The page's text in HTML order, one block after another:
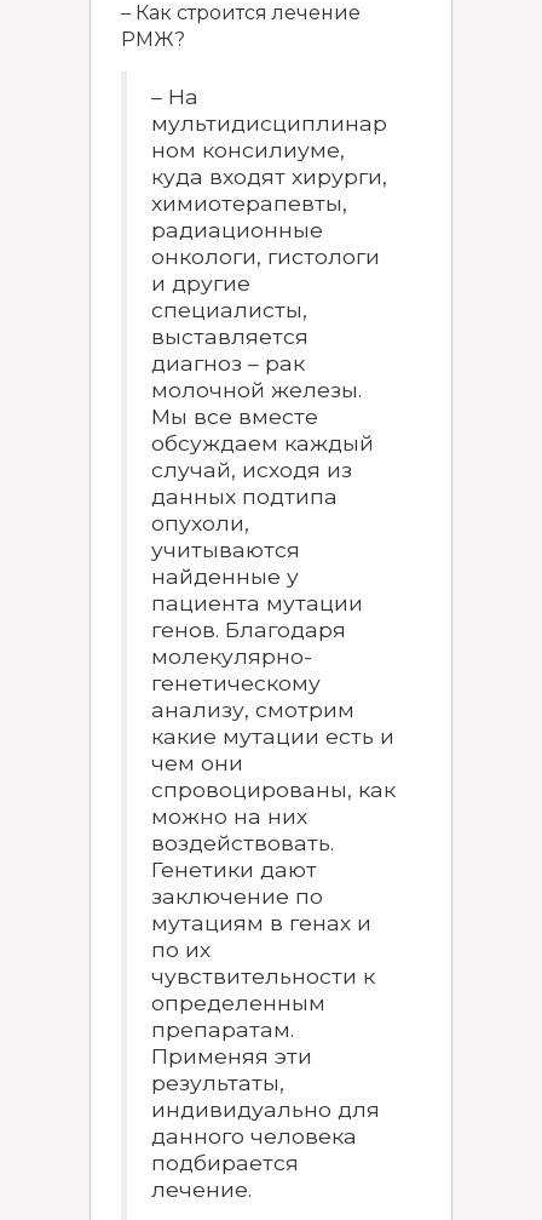
– Как строится лечение
РМЖ?
– На
мультидисциплинар
ном консилиуме,
куда входят хирурги,
химиотерапевты,
радиационные
онкологи, гистологи
и другие
специалисты,
выставляется
диагноз – рак
молочной железы.
Мы все вместе
обсуждаем каждый
случай, исходя из
данных подтипа
опухоли,
учитываются
найденные у
пациента мутации
генов. Благодаря
молекулярно-
генетическому
анализу, смотрим
какие мутации есть и
чем они
спровоцированы, как
можно на них
воздействовать.
Генетики дают
заключение по
мутациям в генах и
по их
чувствительности к
определенным
препаратам.
Применяя эти
результаты,
индивидуально для
данного человека
подбирается
лечение.